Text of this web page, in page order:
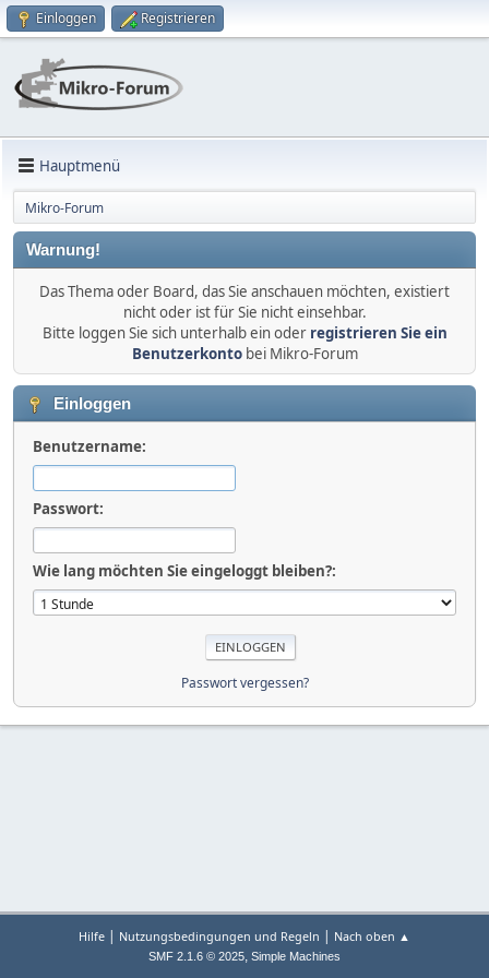
Einloggen Registrieren
Hauptmenü
Mikro-Forum
Warnung!
Das Thema oder Board, das Sie anschauen möchten, existiert
nicht oder ist für Sie nicht einsehbar.
Bitte loggen Sie sich unterhalb ein oder registrieren Sie ein
Benutzerkontobei Mikro-Forum
Einloggen
Benutzername:
Passwort:
Wie lang möchten Sie eingeloggt bleiben?:
Passwort vergessen?
Hilfe | Nutzungsbedingungen und Regeln | Nach oben ▲
SMF 2.1.6 © 2025, Simple Machines